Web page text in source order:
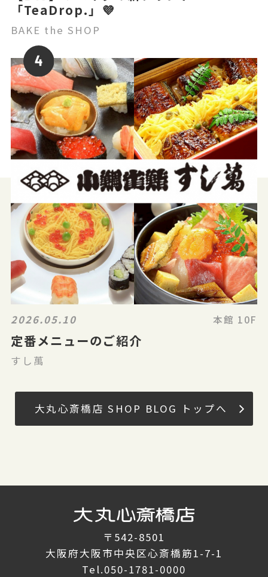
「TeaDrop.」💜
BAKE the SHOP
2026.05.10 本館 10F
定番メニューのご紹介
すし萬
大丸心斎橋店 SHOP BLOG トップへ
〒542-8501
大阪府大阪市中央区心斎橋筋1-7-1
Tel.050-1781-0000